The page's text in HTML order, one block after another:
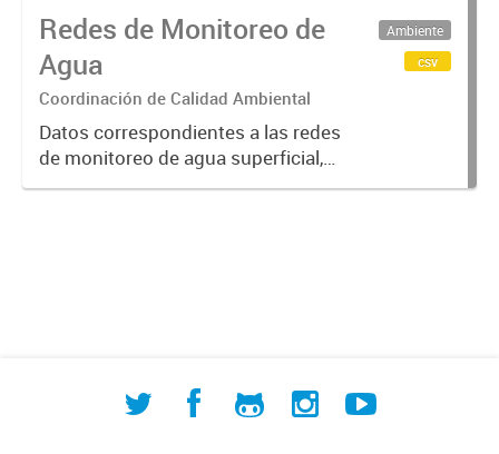
Redes de Monitoreo de
Agua
Coordinación de Calidad Ambiental
Datos correspondientes a las redes
de monitoreo de agua superficial,
subterránea y humedales (cuerpos
Ambiente
csv